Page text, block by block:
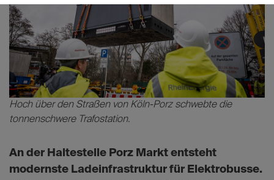
Hoch über den Straßen von Köln-Porz schwebte die
tonnenschwere Trafostation.
An der Haltestelle Porz Markt entsteht
modernste Ladeinfrastruktur für Elektrobusse.